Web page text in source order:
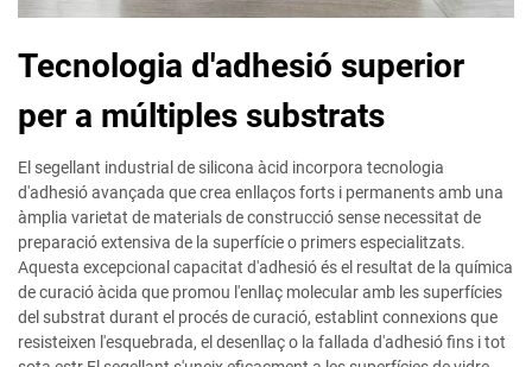
Tecnologia d'adhesió superior
per a múltiples substrats
El segellant industrial de silicona àcid incorpora tecnologia
d'adhesió avançada que crea enllaços forts i permanents amb una
àmplia varietat de materials de construcció sense necessitat de
preparació extensiva de la superfície o primers especialitzats.
Aquesta excepcional capacitat d'adhesió és el resultat de la química
de curació àcida que promou l'enllaç molecular amb les superfícies
del substrat durant el procés de curació, establint connexions que
resisteixen l'esquebrada, el desenllaç o la fallada d'adhesió fins i tot